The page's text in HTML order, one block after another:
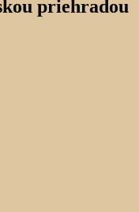
priehradou